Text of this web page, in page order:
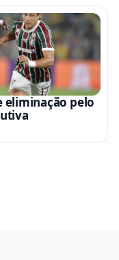
eliminação pelo